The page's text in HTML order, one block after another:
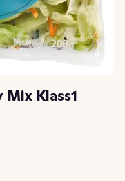
Mix Klass1